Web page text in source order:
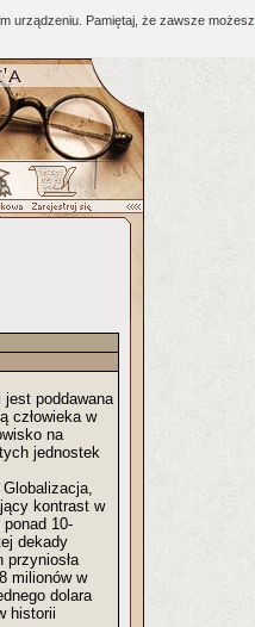
urządzeniu. Pamiętaj, że zawsze możesz
poddawana
człowieka w
na
jednostek
kontrast w
10-
dekady
przyniosła
milionów w
dolara
historii